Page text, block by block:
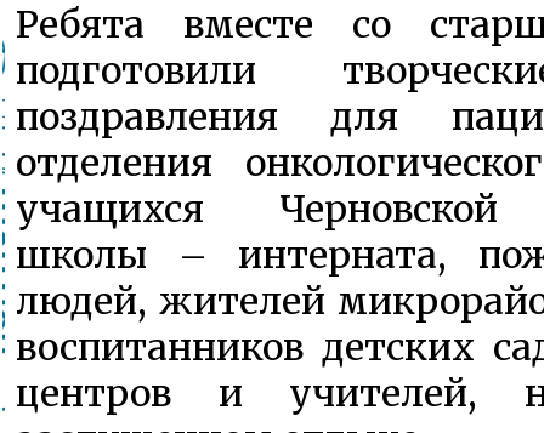
Ребята вместе со
подготовили
поздравления для
отделения
учащихся Черновской
школы – интерната,
людей, жителей
воспитанников детских
центров и учителей,